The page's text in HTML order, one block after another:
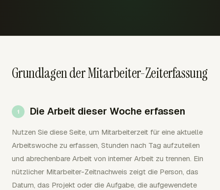
Grundlagen der Mitarbeiter-Zeiterfassung
Die Arbeit dieser Woche erfassen
Nutzen Sie diese Seite, um Mitarbeiterzeit für eine aktuelle
Arbeitswoche zu erfassen, Stunden nach Tag aufzuteilen
und abrechenbare Arbeit von interner Arbeit zu trennen. Ein
nützlicher Mitarbeiter-Zeitnachweis zeigt die Person, das
Datum, das Projekt oder die Aufgabe, die aufgewendete